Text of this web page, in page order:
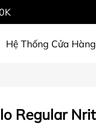
Hệ Thống Cửa Hàng
Regular Nrit